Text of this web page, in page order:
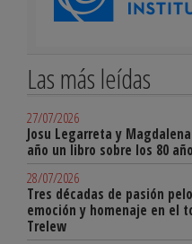
Las más leídas
27/07/2026
Josu Legarreta y
año un libro sobre los 80
28/07/2026
Tres décadas de pasión
emoción y homenaje en el
Trelew